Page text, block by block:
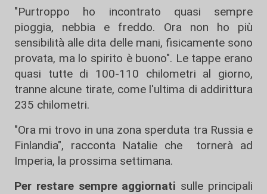
"Purtroppo ho incontrato quasi sempre
pioggia, nebbia e freddo. Ora non ho più
sensibilità alle dita delle mani, fisicamente sono
provata, ma lo spirito è buono". Le tappe erano
quasi tutte di 100-110 chilometri al giorno,
tranne alcune tirate, come l'ultima di addirittura
235 chilometri.
"Ora mi trovo in una zona sperduta tra Russia e
Finlandia", racconta Natalie che tornerà ad
Imperia, la prossima settimana.
Per restare sempre aggiornati sulle principali